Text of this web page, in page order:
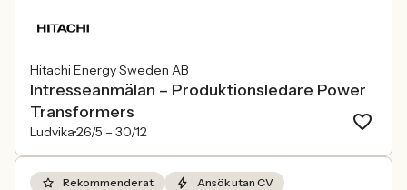
Hitachi Energy Sweden AB
Intresseanmälan – Produktionsledare Power
Transformers
Ludvika26/5 – 30/12
Rekommenderat Ansök utan CV